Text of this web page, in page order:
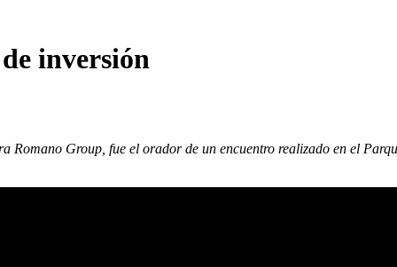
inversión
Romano Group, fue el orador de un encuentro realizado en el